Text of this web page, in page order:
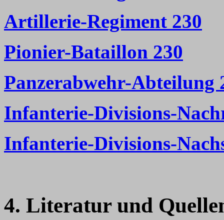
Artillerie-Regiment 230
Pionier-Bataillon 230
Panzerabwehr-Abteilung
Infanterie-Divisions-
Infanterie-Divisions-
4. Literatur und